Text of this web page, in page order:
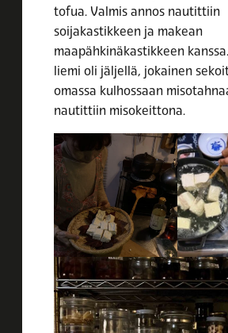
tofua. Valmis annos nautittiin
soijakastikkeen ja makean
maapähkinäkastikkeen
liemi oli jäljellä, jokainen
omassa kulhossaan
nautittiin misokeittona.